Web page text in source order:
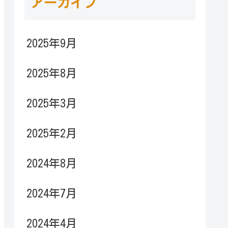
2025年9月
2025年8月
2025年3月
2025年2月
2024年8月
2024年7月
2024年4月